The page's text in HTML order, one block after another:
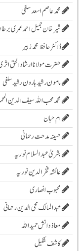
محمد عاصم اسعد سلفی
شیرخان جمیل احمد عمری
ڈاکٹر حافظ محمد زبیر
حضرت مولانا ارشادا لحق
مامون رشید ہارون رشید سلفی
محمد محب اللہ سیف الدین
ام حبان
حسینہ مدحت رحمانی
بشریٰ عبد السلام نوریہ
عائشہ فخرالدین نوریہ
محبوب انصاری
عبدالمالک محی الدین رحمانی
معاذ دانش حمید اللہ
کاشف شکیل